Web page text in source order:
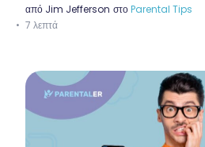
από Jim Jefferson στοParental Tips
7 λεπτά